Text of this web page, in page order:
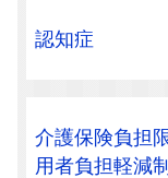
認知症
介護保険負担
用者負担軽減